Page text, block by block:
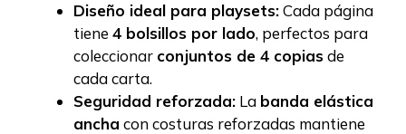
Diseño ideal para playsets:Cada página
tiene 4 bolsillos por lado, perfectos para
coleccionar conjuntos de 4 copiasde
cada carta.
Seguridad reforzada: La banda elástica
ancha con costuras reforzadas mantiene